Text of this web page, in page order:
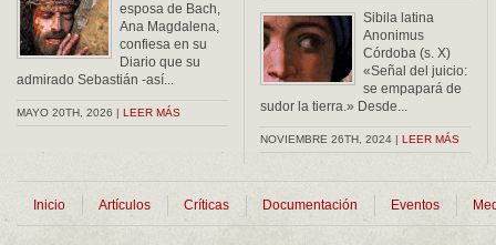
esposa de Bach,
Ana Magdalena,
confiesa en su
Diario que su
admirado Sebastián -así...
MAYO 20TH, 2026 | LEER MÁS
Sibila latina
Anonimus
Córdoba (s. X)
«Señal del juicio:
se empapará de
sudor la tierra.» Desde...
NOVIEMBRE 26TH, 2024 | LEER MÁS
Inicio Artículos Críticas Documentación Eventos